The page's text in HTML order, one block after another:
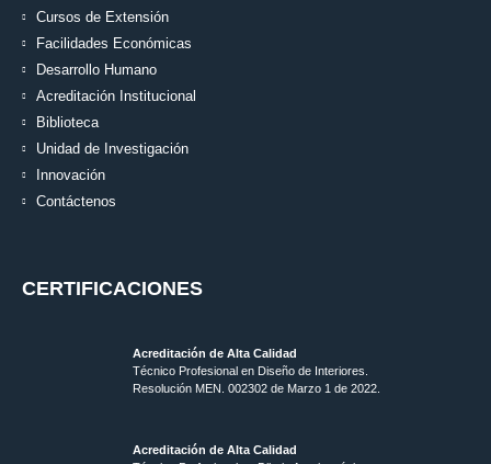
Cursos de Extensión
Facilidades Económicas
Desarrollo Humano
Acreditación Institucional
Biblioteca
Unidad de Investigación
Innovación
Contáctenos
CERTIFICACIONES
Acreditación de Alta Calidad
Técnico Profesional en Diseño de Interiores.
Resolución MEN. 002302 de Marzo 1 de 2022.
Acreditación de Alta Calidad